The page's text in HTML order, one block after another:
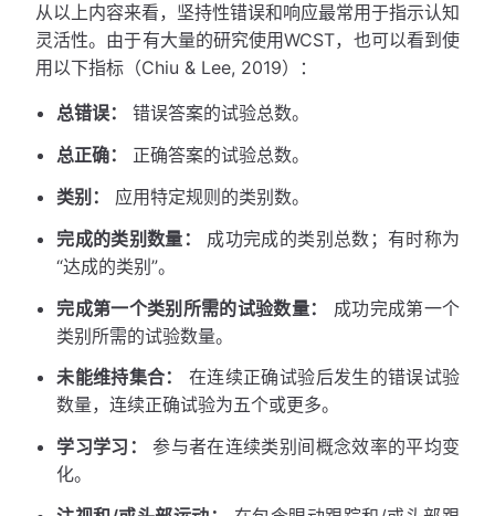
从以上内容来看，坚持性错误和响应最常用于指示认知
灵活性。由于有大量的研究使用WCST，也可以看到使
用以下指标（Chiu & Lee, 2019）：
总错误：
错误答案的试验总数。
总正确：
正确答案的试验总数。
类别：
应用特定规则的类别数。
完成的类别数量：
成功完成的类别总数；有时称为
“达成的类别”。
完成第一个类别所需的试验数量：
成功完成第一个
类别所需的试验数量。
未能维持集合：
在连续正确试验后发生的错误试验
数量，连续正确试验为五个或更多。
学习学习：
参与者在连续类别间概念效率的平均变
化。